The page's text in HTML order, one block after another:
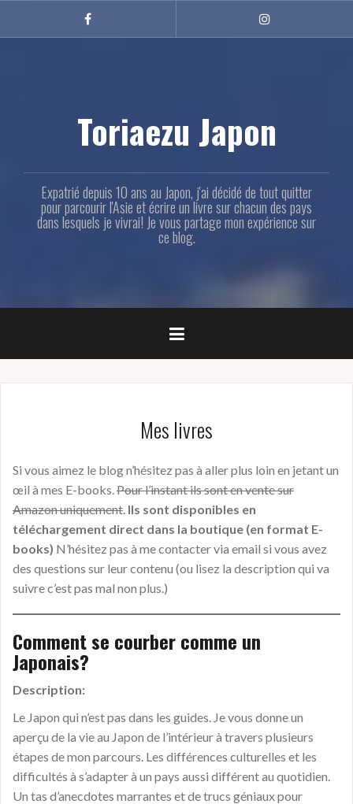
Facebook
Toriaezu Japon
Expatrié depuis 10 ans au Japon, j'ai décidé de tout quitter
pour parcourir l'Asie et écrire un livre sur chacun des pays
dans lesquels je vivrai! Je vous partage mon expérience sur
ce blog.
Mes livres
Si vous aimez le blog n’hésitez pas à aller plus loin en jetant un
œil à mes E-books.Pour l’instant ils sont en vente sur
Amazon uniquement. Ils sont disponibles en
téléchargement direct dans la boutique (en format E-
books) N’hésitez pas à me contacter via email si vous avez
des questions sur leur contenu (ou lisez la description qui va
suivre c’est pas mal non plus.)
Comment se courber comme un
Japonais?
Description:
Le Japon qui n’est pas dans les guides. Je vous donne un
aperçu de la vie au Japon de l’intérieur à travers plusieurs
étapes de mon parcours. Les différences culturelles et les
difficultés à s’adapter à un pays aussi différent au quotidien.
Un tas d’anecdotes marrantes et de trucs géniaux pour